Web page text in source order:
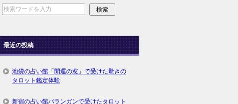
最近の投稿
池袋の占い館「開運の窓」で受けた驚きの
タロット鑑定体験
新宿の占い館バランガンで受けたタロット